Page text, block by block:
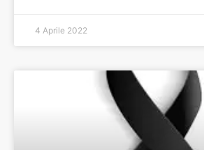
4 Aprile 2022